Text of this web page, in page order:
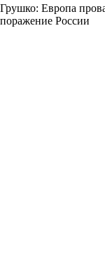
Грушко: Европа
поражение России